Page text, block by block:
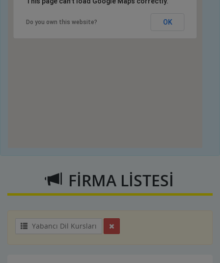
Do you own this website? OK
FİRMA LİSTESİ
Yabancı Dil Kursları